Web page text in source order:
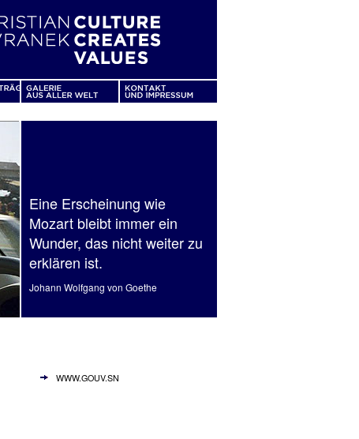
Eine Erscheinung wie
Mozart bleibt immer ein
Wunder, das nicht weiter zu
erklären ist.
Johann Wolfgang von Goethe
WWW.GOUV.SN